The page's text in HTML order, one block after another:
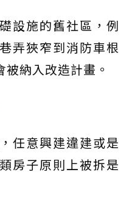
設施的舊社區，例
弄狹窄到消防車根
納入改造計畫。
任意興建違建或是
房子原則上被拆是